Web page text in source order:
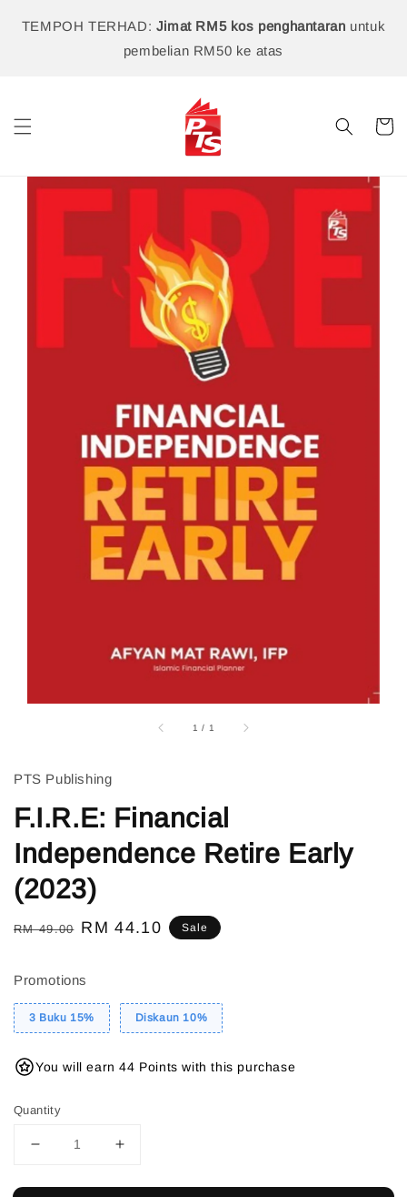
TEMPOH TERHAD: Jimat RM5 kos penghantaran untuk
pembelian RM50 ke atas
1 / 1
PTS Publishing
F.I.R.E: Financial
Independence Retire Early
(2023)
Regular
RM 49.00 Sale
RM 44.10 Sale
Promotions
3 Buku 15% Diskaun 10%
You will earn 44 Points with this purchase
Quantity